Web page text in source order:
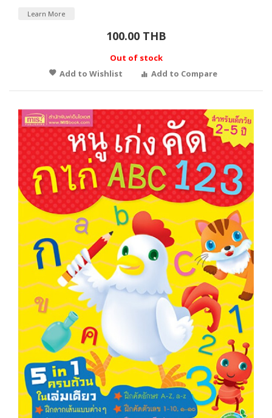
Learn More
100.00 THB
Out of stock
Add to Wishlist
Add to Compare